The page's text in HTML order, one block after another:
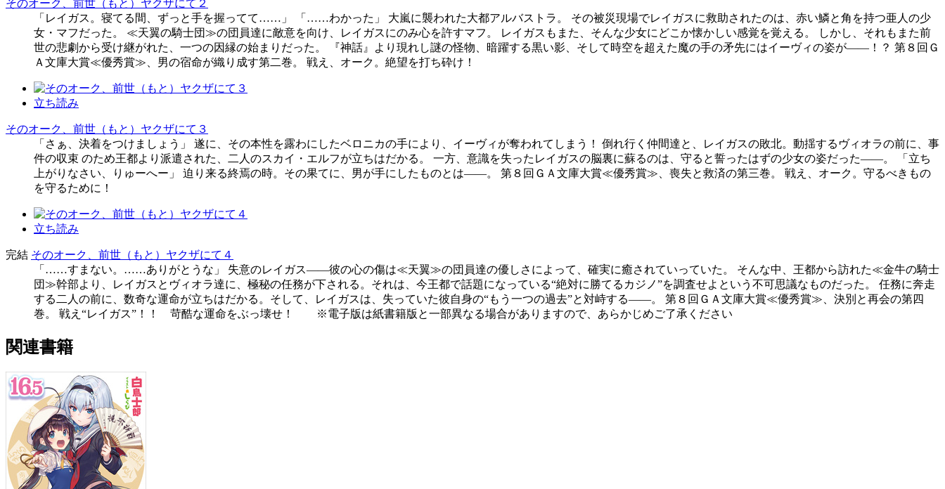
そのオーク、前世（もと）ヤクザにて２
「レイガス。寝てる間、ずっと手を握ってて……」 「……わかった」 大嵐に襲われた大都アルバストラ。 その被災現場でレイガスに救助されたのは、赤い鱗と角を持つ亜人の少
女・マフだった。 ≪天翼の騎士団≫の団員達に敵意を向け、レイガスにのみ心を許すマフ。 レイガスもまた、そんな少女にどこか懐かしい感覚を覚える。 しかし、それもまた前
世の悲劇から受け継がれた、一つの因縁の始まりだった。 『神話』より現れし謎の怪物、暗躍する黒い影、そして時空を超えた魔の手の矛先にはイーヴィの姿が――！？ 第８回Ｇ
Ａ文庫大賞≪優秀賞≫、男の宿命が織り成す第二巻。 戦え、オーク。絶望を打ち砕け！
立ち読み
そのオーク、前世（もと）ヤクザにて３
「さぁ、決着をつけましょう」 遂に、その本性を露わにしたベロニカの手により、イーヴィが奪われてしまう！ 倒れ行く仲間達と、レイガスの敗北。動揺するヴィオラの前に、事
件の収束 のため王都より派遣された、二人のスカイ・エルフが立ちはだかる。 一方、意識を失ったレイガスの脳裏に蘇るのは、守ると誓ったはずの少女の姿だった――。 「立ち
上がりなさい、りゅーへー」 迫り来る終焉の時。その果てに、男が手にしたものとは――。 第８回ＧＡ文庫大賞≪優秀賞≫、喪失と救済の第三巻。 戦え、オーク。守るべきもの
を守るために！
立ち読み
完結 そのオーク、前世（もと）ヤクザにて４
「……すまない。……ありがとうな」 失意のレイガス――彼の心の傷は≪天翼≫の団員達の優しさによって、確実に癒されていっていた。 そんな中、王都から訪れた≪金牛の騎士
団≫幹部より、レイガスとヴィオラ達に、極秘の任務が下される。それは、今王都で話題になっている“絶対に勝てるカジノ”を調査せよという不可思議なものだった。 任務に奔走
する二人の前に、数奇な運命が立ちはだかる。そして、レイガスは、失っていた彼自身の“もう一つの過去”と対峙する――。 第８回ＧＡ文庫大賞≪優秀賞≫、決別と再会の第四
巻。 戦え“レイガス”！！ 苛酷な運命をぶっ壊せ！ ※電子版は紙書籍版と一部異なる場合がありますので、あらかじめご了承ください
関連書籍